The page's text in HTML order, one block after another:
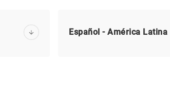
Español - América Latina